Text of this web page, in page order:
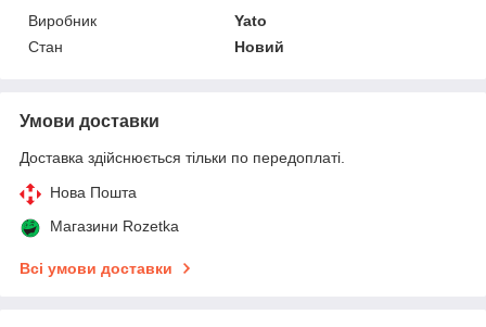
Виробник
Yato
Стан
Новий
Умови доставки
Доставка здійснюється тільки по передоплаті.
Нова Пошта
Магазини Rozetka
Всі умови доставки